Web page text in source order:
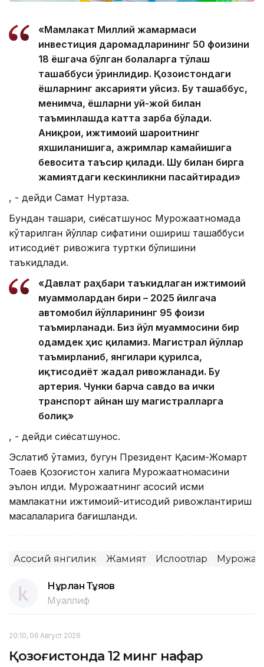
«Мамлакат Миллий жамғармаси
инвестиция даромадларининг 50 фоизини
18 ёшгача бўлган болаларга тўлаш
ташаббуси ўринлидир. Қозоғистондаги
ёшларнинг аксарияти уйсиз. Бу ташаббус,
менимча, ёшларни уй-жой билан
таъминлашда катта зарба бўлади.
Аниқроғи, ижтимоий шароитнинг
яхшиланишига, ажримлар камайишига
бевосита таъсир қилади. Шу билан бирга
жамиятдаги кескинликни пасайтиради»
, - дейди Самат Нуртаза.
Бундан ташқари, сиёсатшунос Мурожаатномада
кўтарилган йўллар сифатини ошириш ташаббуси
иқтисодиёт ривожига туртки бўлишини
таъкидлади.
«Давлат раҳбари таъкидлаган ижтимоий
муаммолардан бири – 2025 йилгача
автомобил йўлларининг 95 фоизи
таъмирланади. Биз йўл муаммосини бир
одамдек ҳис қиламиз. Магистрал йўллар
таъмирланиб, янгилари қурилса,
иқтисодиёт жадал ривожланади. Бу
артерия. Чунки барча савдо ва ички
транспорт айнан шу магистралларга
боғлиқ»
, - дейди сиёсатшунос.
Эслатиб ўтамиз, бугун Президент Қасим-Жомарт
Тоқаев Қозоғистон халқига Мурожаатномасини
эълон қилди. Мурожаатнинг асосий қисми
мамлакатни ижтимоий-иқтисодий ривожлантириш
масалаларига бағишланди.
Асосий янгилик Жамият Ислоҳотлар
Нұрлан Тұяқов
Муаллиф
20:10, 06 Август 2026
Қозоғистонда 12 минг нафар